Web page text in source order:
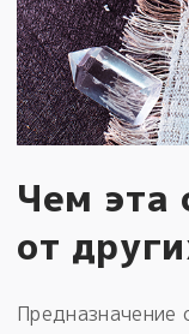
Чем эта
от
Предназначение